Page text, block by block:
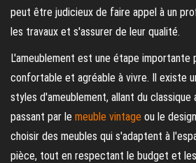
peut être judicieux de faire appel à un
les travaux et s'assurer de leur qualité.
L'ameublement est une étape importante
confortable et agréable à vivre. Il existe
styles d'ameublement, allant du classique
passant par le meuble vintage ou le
choisir des meubles qui s'adaptent à
pièce, tout en respectant le budget et